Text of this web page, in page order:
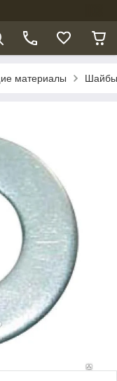
материалы Шайбы